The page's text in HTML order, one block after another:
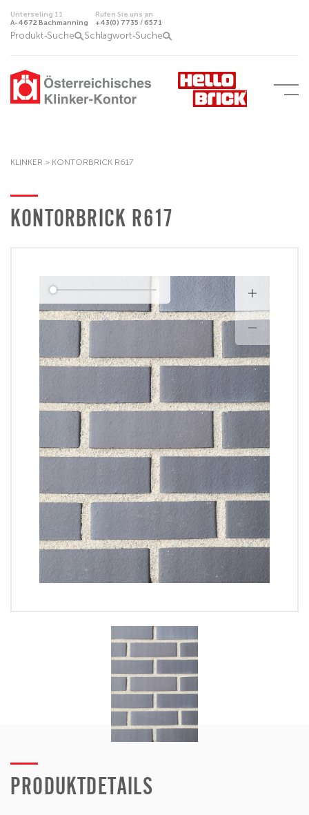
Unterseling 11
A-4672 Bachmanning
Rufen Sie uns an
+43(0) 7735 / 6571
Produkt-Suche Schlagwort-Suche
KLINKER > KONTORBRICK R617
KONTORBRICK R617
PRODUKTDETAILS